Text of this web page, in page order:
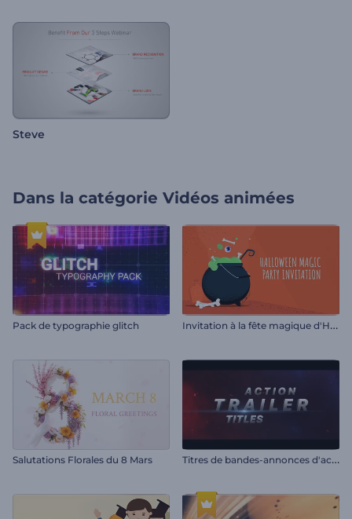
Steve
Dans la catégorie Vidéos animées
Pack de typographie glitch I
nvitation à la fête magique d'Halloween
Salutations Florales du 8 Mars T
itres de bandes-annonces d'action